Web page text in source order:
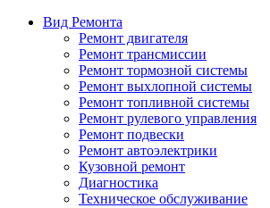
Вид Ремонта
Ремонт двигателя
Ремонт трансмиссии
Ремонт тормозной системы
Ремонт выхлопной системы
Ремонт топливной системы
Ремонт рулевого управления
Ремонт подвески
Ремонт автоэлектрики
Кузовной ремонт
Диагностика
Техническое обслуживание